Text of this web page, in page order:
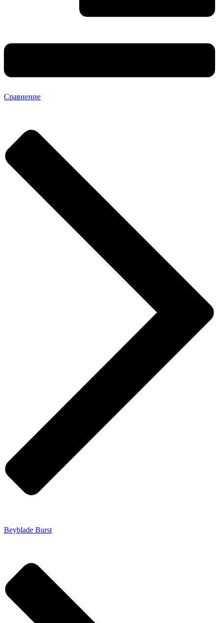
Сравнение
Beyblade Burst